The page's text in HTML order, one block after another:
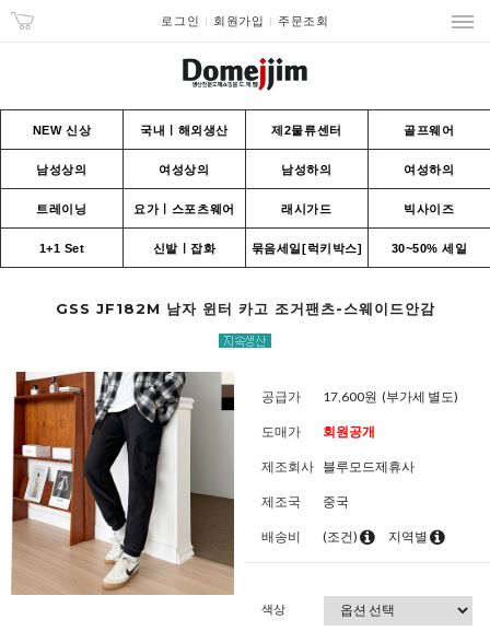
로그인 회원가입 주문조회
NEW 신상 국내ㅣ해외생산 제2물류센터 골프웨어
남성상의 여성상의 남성하의 여성하의
트레이닝 요가ㅣ스포츠웨어 래시가드 빅사이즈
1+1 Set 신발ㅣ잡화 묶음세일[럭키박스] 30~50% 세일
GSS JF182M 남자 윈터 카고 조거팬츠-스웨이드안감
공급가 17,600원 (부가세 별도)
도매가 회원공개
제조회사 블루모드제휴사
제조국 중국
배송비 (조건) 지역별
색상